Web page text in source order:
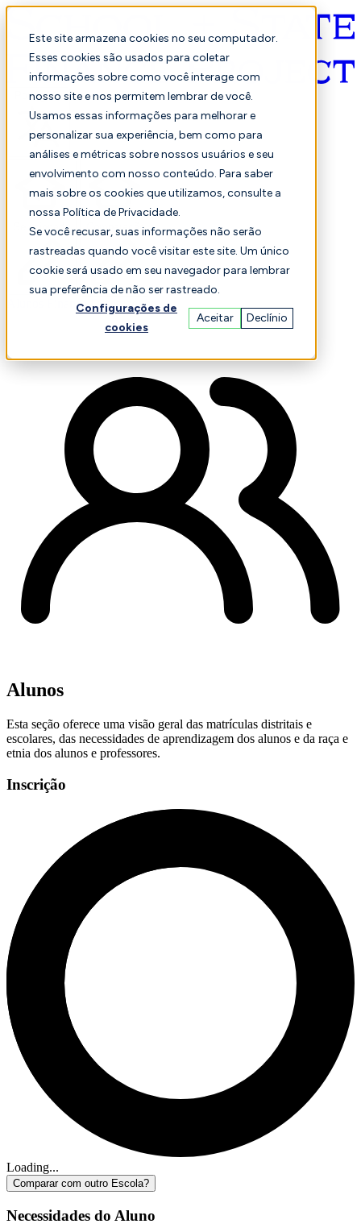
Este site armazena cookies no seu computador.
Esses cookies são usados para coletar
informações sobre como você interage com
nosso site e nos permitem lembrar de você.
Usamos essas informações para melhorar e
personalizar sua experiência, bem como para
análises e métricas sobre nossos usuários e seu
envolvimento com nosso conteúdo. Para saber
mais sobre os cookies que utilizamos, consulte a
nossa Política de Privacidade.
Se você recusar, suas informações não serão
rastreadas quando você visitar este site. Um único
cookie será usado em seu navegador para lembrar
sua preferência de não ser rastreado.
Configurações de
cookies
Aceitar Declínio
Português
Selecionado Comparação
Finança Desempenho
Alunos
Esta seção oferece uma visão geral das matrículas distritais e
escolares, das necessidades de aprendizagem dos alunos e da raça e
etnia dos alunos e professores.
Inscrição
Loading...
Comparar com outro Escola?
Necessidades do Aluno